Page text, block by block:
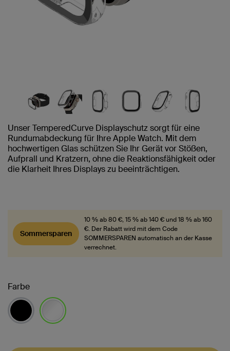
Unser TemperedCurve Displayschutz sorgt für eine
Rundumabdeckung für Ihre Apple Watch. Mit dem
hochwertigen Glas schützen Sie Ihr Gerät vor Stößen,
Aufprall und Kratzern, ohne die Reaktionsfähigkeit oder
die Klarheit Ihres Displays zu beeinträchtigen.
Sommersparen
10 % ab 80 €, 15 % ab 140 € und 18 % ab 160
€. Der Rabatt wird mit dem Code
SOMMERSPAREN automatisch an der Kasse
verrechnet.
Farbe